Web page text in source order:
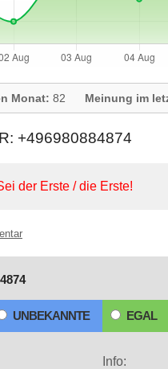
Monat: 82 Meinung im
+496980884874
der Erste / die Erste!
UNBEKANNTE EGAL
Info: